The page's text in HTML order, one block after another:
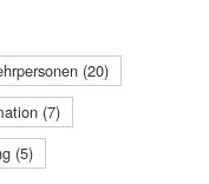
(20)
(7)
(5)